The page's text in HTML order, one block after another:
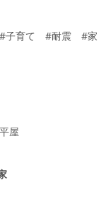
子育て #耐震 #家
平屋